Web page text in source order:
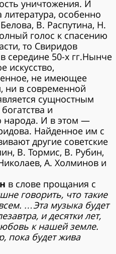
уничтожения. И
особенно
В. Распутина, Н.
голос к спасению
то Свиридов
середине 50-х гг.Нынче
искусство,
не имеющее
ни в современной
сущностным
и
народа. И в этом —
Найденное им с
другие советские
В. Тормис, В. Рубин,
А. Холминов и
в слове прощания с
говорить, что такие
…Эта музыка будет
и десятки лет,
к нашей земле.
пока будет жива